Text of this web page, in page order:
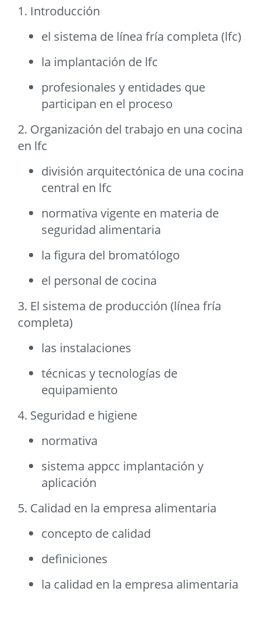
1. Introducción
el sistema de línea fría completa (lfc)
la implantación de lfc
profesionales y entidades que
participan en el proceso
2. Organización del trabajo en una cocina
en lfc
división arquitectónica de una cocina
central en lfc
normativa vigente en materia de
seguridad alimentaria
la figura del bromatólogo
el personal de cocina
3. El sistema de producción (línea fría
completa)
las instalaciones
técnicas y tecnologías de
equipamiento
4. Seguridad e higiene
normativa
sistema appcc implantación y
aplicación
5. Calidad en la empresa alimentaria
concepto de calidad
definiciones
la calidad en la empresa alimentaria